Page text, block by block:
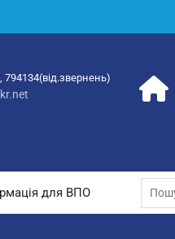
794134(від.звернень)
для ВПО